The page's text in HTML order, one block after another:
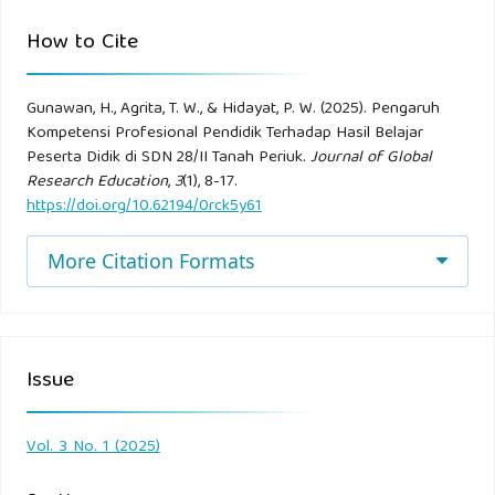
Pendidikan Sang Surya, 10(01, 222-234.
Ikhsan, M., Syahruddin, Rosdiana, & Fatahullah, M. F. (2022).
“Pengaruh Kompetensi Profesional Guru terhadap Hasil
Belajar Peserta Didik Kelas
V di MIN Nagekeo”. JIPMI: Jurnal Ilmiah Madrasah
Ibtidaiyah, 04(1), 27–33.
Pembelajaran”. Jurnal Pendidikan 2 (1), 34-40.
Indonesia Pada Materi Puisi Melalui Model Pembelajaran
How to Cite
Gunawan, H., Agrita, T. W., & Hidayat, P. W. (2025). Pengaruh
Kompetensi Profesional Pendidik Terhadap Hasil Belajar
Peserta Didik di SDN 28/II Tanah Periuk.Journal of Global
Research Education,3(1), 8-17.
https://doi.org/10.62194/0rck5y61
More Citation Formats
Issue
Vol. 3 No. 1 (2025)